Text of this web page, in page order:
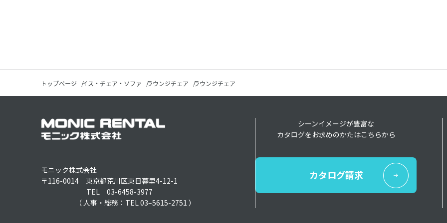
トップページ イス・チェア・ソファ ラウンジチェア ラウンジチェア
モニック株式会社
〒116-0014 東京都荒川区東日暮里4-12-1
TEL 03-6458-3977
（ 人事・総務：TEL 03–5615-2751 ）
シーンイメージが豊富な
カタログをお求めのかたはこちらから
カタログ請求